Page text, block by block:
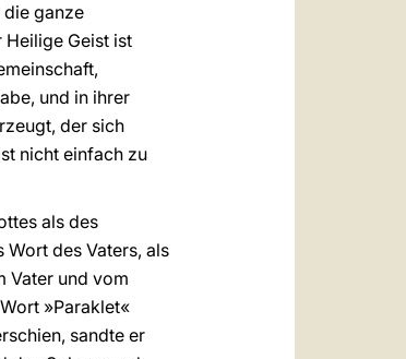
die ganze
Heilige Geist ist
und in ihrer
der sich
nicht einfach zu
als des
Wort des Vaters, als
Vater und vom
»Paraklet«
sandte er